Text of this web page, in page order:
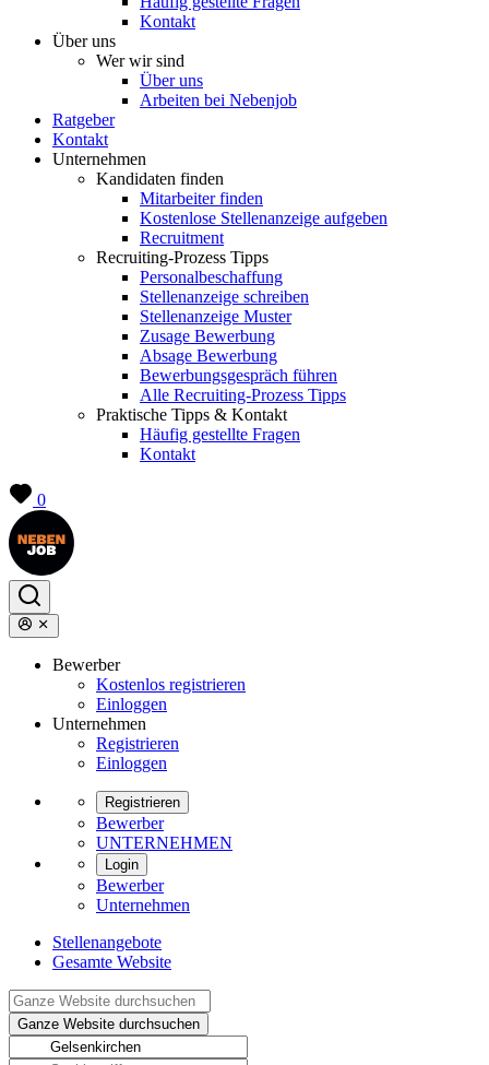
Kontakt
Über uns
Wer wir sind
Über uns
Arbeiten bei Nebenjob
Ratgeber
Kontakt
Unternehmen
Kandidaten finden
Mitarbeiter finden
Kostenlose Stellenanzeige aufgeben
Recruitment
Recruiting-Prozess Tipps
Personalbeschaffung
Stellenanzeige schreiben
Stellenanzeige Muster
Zusage Bewerbung
Absage Bewerbung
Bewerbungsgespräch führen
Alle Recruiting-Prozess Tipps
Praktische Tipps & Kontakt
Häufig gestellte Fragen
Kontakt
0
Bewerber
Kostenlos registrieren
Einloggen
Unternehmen
Registrieren
Einloggen
Registrieren
Bewerber
UNTERNEHMEN
Login
Bewerber
Unternehmen
Stellenangebote
Gesamte Website